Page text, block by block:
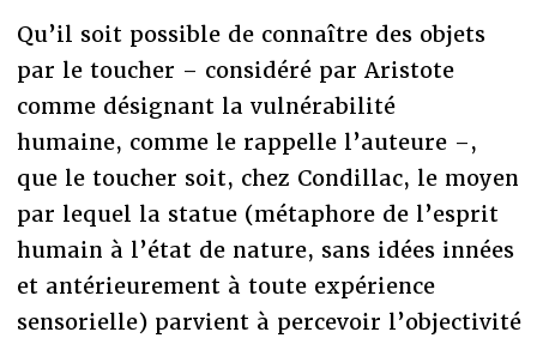
Qu’il soit possible de connaître des objets
par le toucher – considéré par Aristote
comme désignant la vulnérabilité
humaine, comme le rappelle l’auteure –,
que le toucher soit, chez Condillac, le moyen
par lequel la statue (métaphore de l’esprit
humain à l’état de nature, sans idées innées
et antérieurement à toute expérience
sensorielle) parvient à percevoir l’objectivité